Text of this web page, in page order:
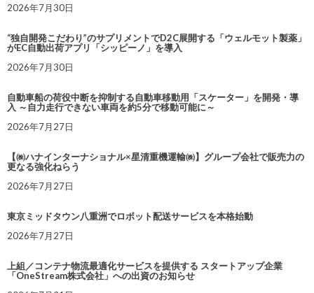
2026年7月30日
“独自開発こだわり”のサプリメントでD2C展開する「ウェルモット製薬」
がEC自動出荷アプリ「シッピーノ」を導入
2026年7月30日
自動車船の荷役中断を抑制する自動車移動用「スケーター」を開発・導
入 ～自力走行できない車両を約5分で移動可能に～
2026年7月27日
【㈱ハナインターナショナル×星清重機運輸㈱】グループ会社で販売力の
更なる強化ねらう
2026年7月27日
東京ミッドタウン八重洲でロボット配送サービスを本格始動
2026年7月27日
上組／コンテナ物流最適化サービスを提供する スタートアップ企業
「OneStream株式会社」への出資のお知らせ